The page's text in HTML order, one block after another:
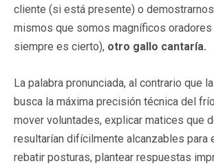
cliente (si está presente) o
mismos que somos magníficos oradores
siempre es cierto), otro gallo cantaría.
La palabra pronunciada, al contrario que
busca la máxima precisión técnica del
mover voluntades, explicar matices que
resultarían difícilmente alcanzables para
rebatir posturas, plantear respuestas